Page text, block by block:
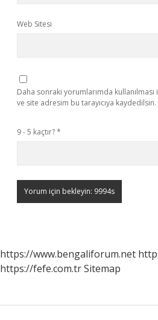
Web Sitesi
Daha sonraki yorumlarımda
ve site adresim bu tarayıcıya kaydedilsin.
9 - 5 kaçtır?*
https://www.bengaliforum.net
https://fefe.com.trSitemap